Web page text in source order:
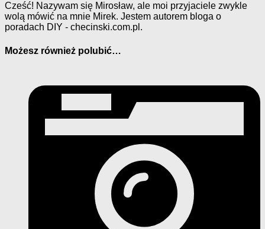
Cześć! Nazywam się Mirosław, ale moi przyjaciele zwykle
wolą mówić na mnie Mirek. Jestem autorem bloga o
poradach DIY - checinski.com.pl.
Możesz również polubić…